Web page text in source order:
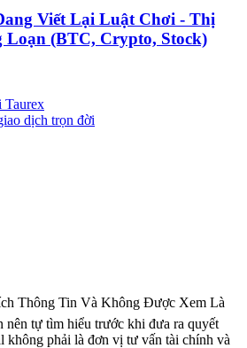
Viết Lại Luật Chơi - Thị
Loạn (BTC, Crypto, Stock)
Thông Tin Và Không Được Xem Là
tự tìm hiểu trước khi đưa ra quyết
không phải là đơn vị tư vấn tài chính và